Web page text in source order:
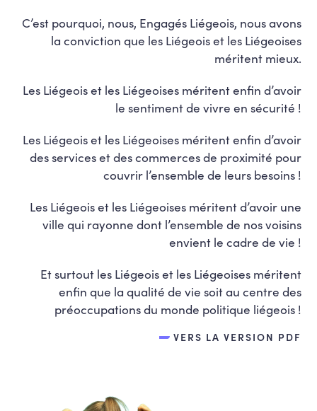
C’est pourquoi, nous, Engagés Liégeois, nous avons
la conviction que les Liégeois et les Liégeoises
méritent mieux.
Les Liégeois et les Liégeoises méritent enfin d’avoir
le sentiment de vivre en sécurité !
Les Liégeois et les Liégeoises méritent enfin d’avoir
des services et des commerces de proximité pour
couvrir l’ensemble de leurs besoins !
Les Liégeois et les Liégeoises méritent d’avoir une
ville qui rayonne dont l’ensemble de nos voisins
envient le cadre de vie !
Et surtout les Liégeois et les Liégeoises méritent
enfin que la qualité de vie soit au centre des
préoccupations du monde politique liégeois !
VERS LA VERSION PDF